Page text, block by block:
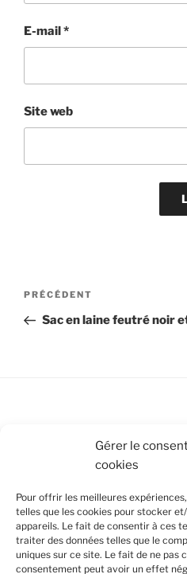
Gérer le
cookies
Pour offrir les meilleures
telles que les cookies pour stocker
appareils. Le fait de consentir à ces
traiter des données telles que le
uniques sur ce site. Le fait de ne pas
consentement peut avoir un effet
E-mail*
Site web
Navigation
l’article
Article
précédent
PRÉCÉDENT
Sac en laine feutré noir
Conditions Générales de
Mentions légales
Politique de cookies (UE)
SUIVEZ-NOUS